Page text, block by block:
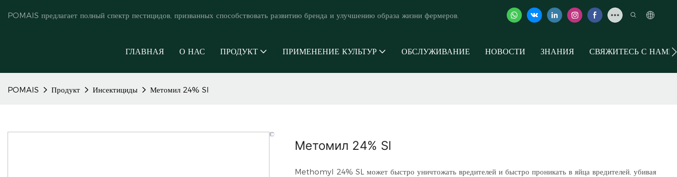
POMAIS предлагает полный спектр пестицидов, призванных способствовать развитию бренда и улучшению образа жизни фермеров.
ГЛАВНАЯ О НАС ПРОДУКТ ПРИМЕНЕНИЕ КУЛЬТУР ОБСЛУЖИВАНИЕ НОВОСТИ ЗНАНИЯ СВЯЖИТЕСЬ С НАМИ
POMAIS Продукт Инсектициды Метомил 24% Sl
Метомил 24% Sl
Methomyl 24% SL может быстро уничтожать вредителей и быстро проникать в яйца вредителей, убивая